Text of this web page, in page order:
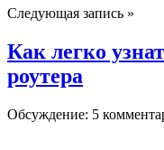
Следующая запись »
Как легко
роутера
Обсуждение: 5